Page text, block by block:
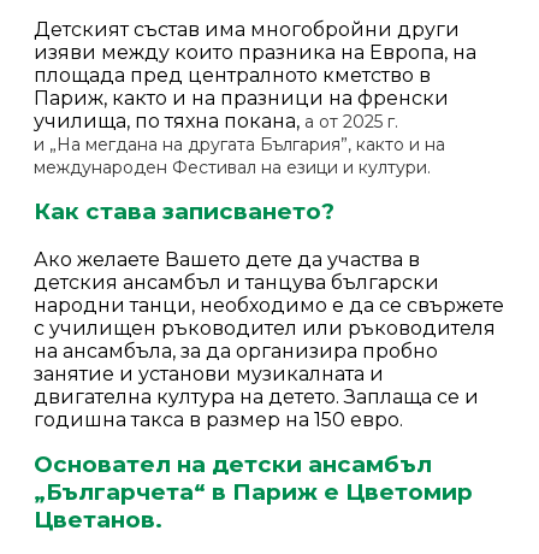
Детският състав има многобройни други
изяви между които празника на Европа, на
площада пред централното кметство в
Париж, както и на празници на френски
училища, по тяхна покана, а от 2025 г.
и „На мегдана на другата България”, както и на
международен Фестивал на езици и култури.
Как става записването?
Ако желаете Вашето дете да участва в
детския ансамбъл и танцува български
народни танци, необходимо е да се свържете
с училищен ръководител или ръководителя
на ансамбъла, за да организира пробно
занятие и установи музикалната и
двигателна култура на детето. Заплаща се и
годишна такса в размер на 150 евро.
Основател на детски ансамбъл
„Българчета“ в Париж е Цветомир
Цветанов.